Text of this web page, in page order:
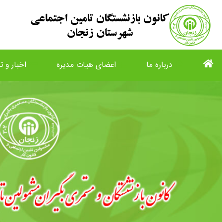
درباره ما اعضای هیات مدیره اخبار و